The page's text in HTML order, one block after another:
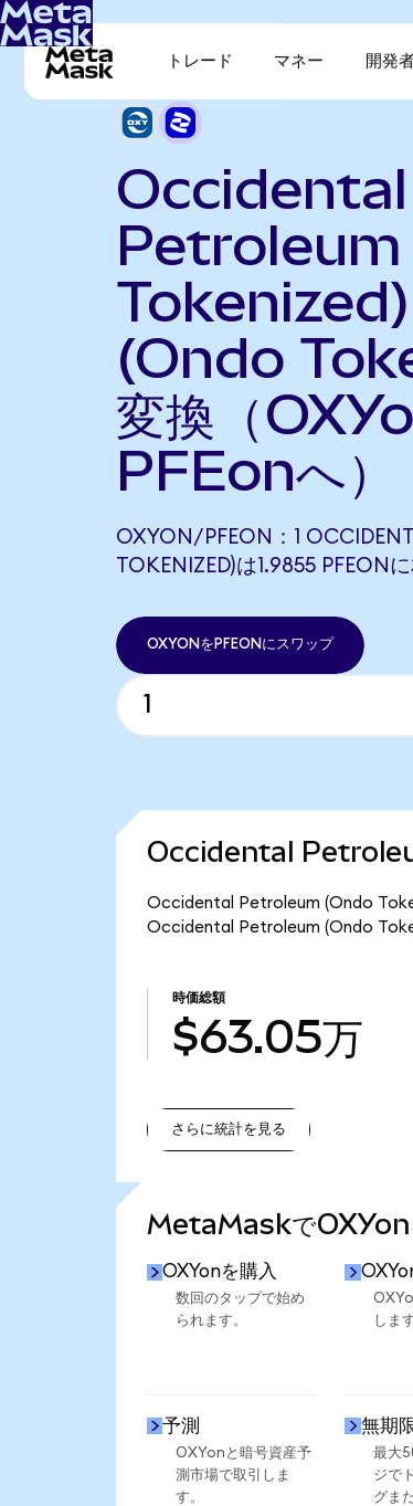
トレード マネー 開発
Occidental
(Ondo
変換（
PFEonへ）
OXYON/PFEON：1
TOKENIZED)は1.9855 PFEON
OXYONをPFEONにスワップ
Occidental
Occidental Petroleum (Ondo
Occidental Petroleum (Ondo
時価総額
$63.05万
さらに統計を見る
MetaMaskでOXYon
OXYonを購入
数回のタップで始め
られます。
しま
予測
OXYonと暗号資産予
測市場で取引しま
す。
無期
最大
ジで
グま